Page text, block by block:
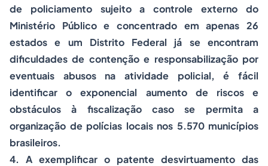
de policiamento sujeito a controle externo do
Ministério Público e concentrado em apenas 26
estados e um Distrito Federal já se encontram
dificuldades de contenção e responsabilização por
eventuais abusos na atividade policial, é fácil
identificar o exponencial aumento de riscos e
obstáculos à fiscalização caso se permita a
organização de polícias locais nos 5.570 municípios
brasileiros.
4. A exemplificar o patente desvirtuamento das